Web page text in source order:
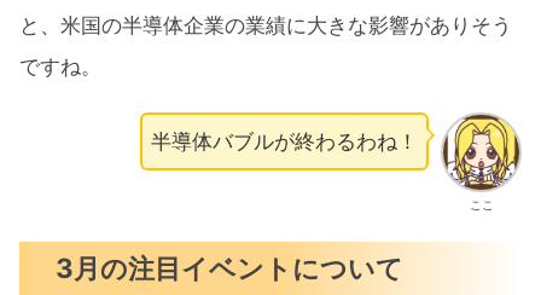
と、米国の半導体企業の業績に大きな影響がありそう
ですね。
ここ
半導体バブルが終わるわね！
3月の注目イベントについて